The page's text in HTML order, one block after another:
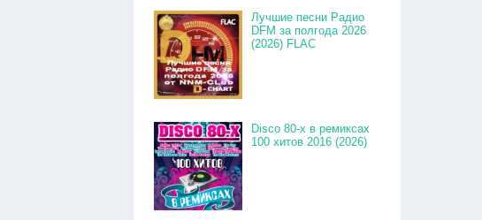
Лучшие песни Радио
DFM за полгода 2026
(2026) FLAC
Disco 80-x в ремиксах
100 хитов 2016 (2026)